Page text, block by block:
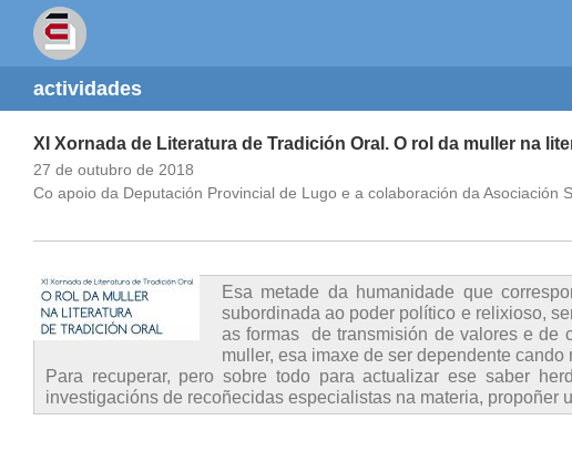
actividades
XI Xornada de Literatura de Tradición Oral. O rol da muller na
27 de outubro de 2018
Co apoio da Deputación Provincial de Lugo e a colaboración da Asociación
Esa metade da humanidade que
subordinada ao poder político e relixioso,
as formas de transmisión de valores e de
muller, esa imaxe de ser dependente
Para recuperar, pero sobre todo para actualizar ese saber
investigacións de recoñecidas especialistas na materia,